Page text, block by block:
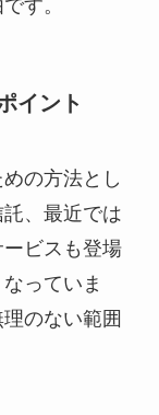
す。
イント
の方法とし
、最近では
ビスも登場
っていま
のない範囲